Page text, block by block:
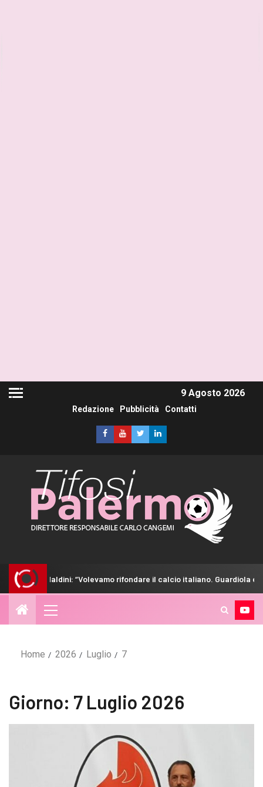
9 Agosto 2026
Redazione Pubblicità Contatti
“Volevamo rifondare il calcio italiano. Guardiola era tentato”
Home 2026 Luglio 7
Giorno: 7 Luglio 2026